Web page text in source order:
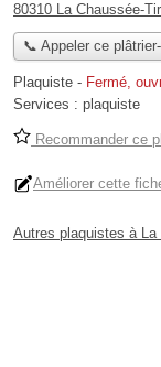
80310 La Chaussée-
📞 Appeler ce
Plaquiste - Fermé,
Services : plaquiste
Recommander ce
Améliorer cette
Autres plaquistes à La